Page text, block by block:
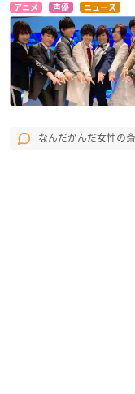
アニメ 声優 ニュース
なんだかんだ女性の